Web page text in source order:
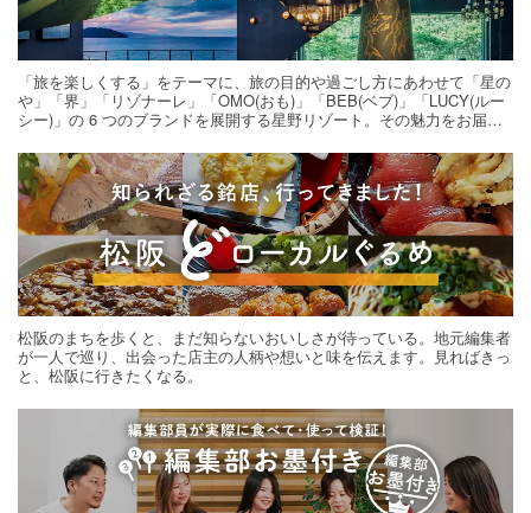
「旅を楽しくする」をテーマに、旅の目的や過ごし方にあわせて「星の
や」「界」「リゾナーレ」「OMO(おも)」「BEB(ベブ)」「LUCY(ルー
シー)」の 6 つのブランドを展開する星野リゾート。その魅力をお届け
松阪のまちを歩くと、まだ知らないおいしさが待っている。地元編集者
が一人で巡り、出会った店主の人柄や想いと味を伝えます。見ればきっ
と、松阪に行きたくなる。